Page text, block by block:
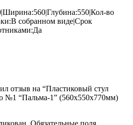
во
собранном виде|Срок
отзыв на “Пластиковый стул
№1 “Пальма-1” (560х550х770мм)